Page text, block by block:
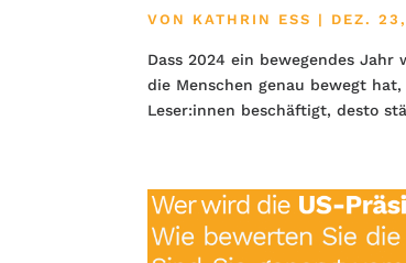
VON KATHRIN ESS | DEZ.
Dass 2024 ein bewegendes
die Menschen genau bewegt
Leser:innen beschäftigt, desto